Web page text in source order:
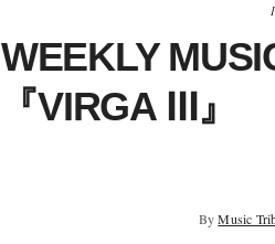
WEEKLY
『VIRGA Ⅲ
By Music